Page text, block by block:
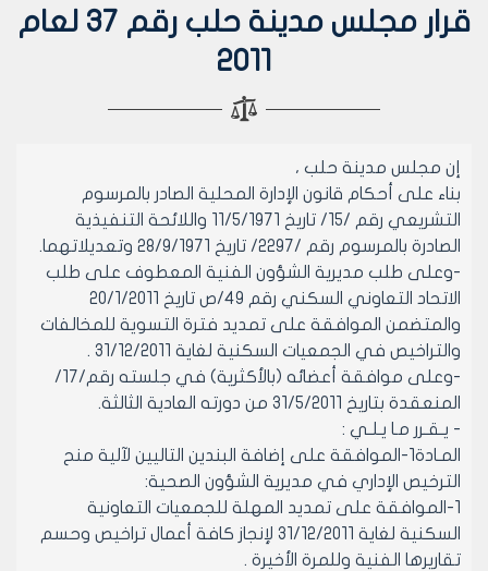
قرار مجلس مدينة حلب رقم 37 لعام
2011
إن مجلس مدينة حلب ،
بناء على أحكام قانون الإدارة المحلية الصادر بالمرسوم
التشريعي رقم /15/ تاريخ 11/5/1971 واللائحة التنفيذية
الصادرة بالمرسوم رقم /2297/ تاريخ 28/9/1971 وتعديلاتهما.
-وعلى طلب مديرية الشؤون الفنية المعطوف على طلب
الاتحاد التعاوني السكني رقم 49/ص تاريخ 20/1/2011
والمتضمن الموافقة على تمديد فترة التسوية للمخالفات
والتراخيص في الجمعيات السكنية لغاية 31/12/2011 .
-وعلى موافقة أعضائه (بالأكثرية) في جلسته رقم/17/
المنعقدة بتاريخ 31/5/2011 من دورته العادية الثالثة.
- يـقـرر مـا يـلـي :
المـادة1-الموافقة على إضافة البندين التاليين لآلية منح
الترخيص الإداري في مديرية الشؤون الصحية:
1-الموافقة على تمديد المهلة للجمعيات التعاونية
السكنية لغاية 31/12/2011 لإنجاز كافة أعمال تراخيص وحسم
تقاريرها الفنية وللمرة الأخيرة .